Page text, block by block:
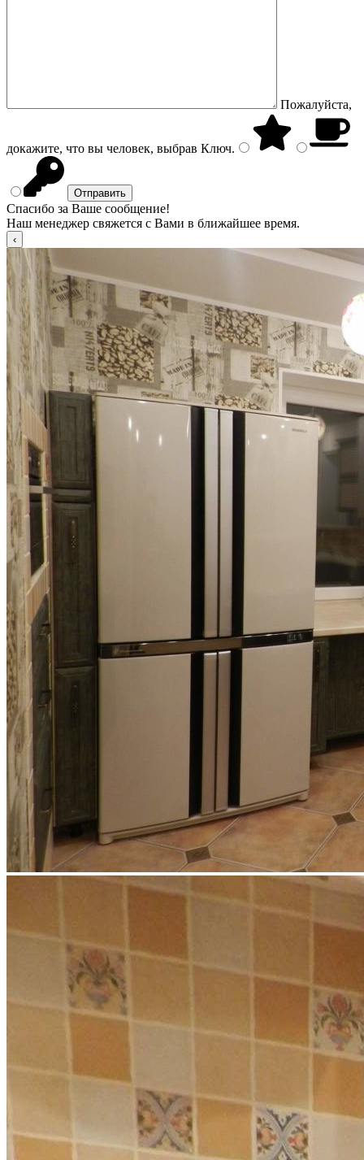
Пожалуйста,
докажите, что вы человек, выбрав Ключ.
Спасибо за Ваше сообщение!
Наш менеджер свяжется с Вами в ближайшее время.